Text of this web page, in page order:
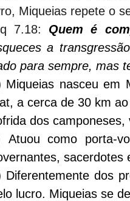
Miqueias repete o
7.18: Quem é
a
para sempre, mas
Miqueias nasceu em
a cerca de 30 km
dos
Atuou como porta-
sacerdotes
Diferentemente dos
lucro. Miqueias se